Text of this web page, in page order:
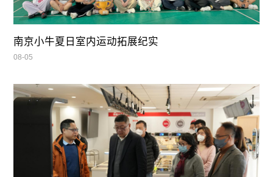
南京小牛夏日室内运动拓展纪实
08-05